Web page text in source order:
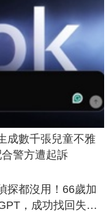
成數千張兒童不雅
警方遭起訴
探都沒用！66歲加
，成功找回失散